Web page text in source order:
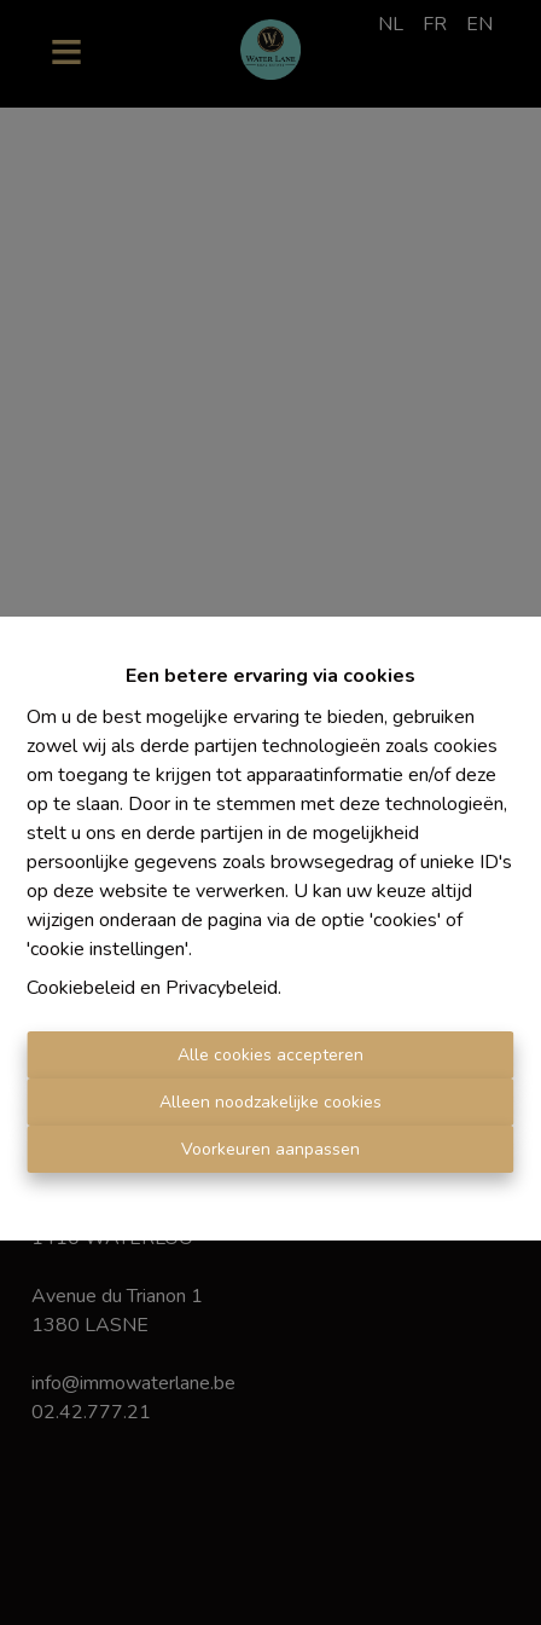
Een betere ervaring via cookies
Om u de best mogelijke ervaring te bieden, gebruiken
zowel wij als derde partijen technologieën zoals cookies
om toegang te krijgen tot apparaatinformatie en/of deze
op te slaan. Door in te stemmen met deze technologieën,
stelt u ons en derde partijen in de mogelijkheid
persoonlijke gegevens zoals browsegedrag of unieke ID's
op deze website te verwerken. U kan uw keuze altijd
wijzigen onderaan de pagina via de optie 'cookies' of
'cookie instellingen'.
Cookiebeleid en Privacybeleid.
Alle cookies accepteren
Alleen noodzakelijke cookies
Voorkeuren aanpassen
NL FR EN
Chaque agence est juridiquement et financièrement
indépendante
SRL IMMO Water Lane - TVA BE 0755330288
Agrétion I.P.I. N° 510.423
RC professionnelle et cautionnement vis AXA Belgium
N° 730.390.160
Institut professionnel des agents immobiliers, rue du
Luxembourg 16 B, 1000 Bruxelles. Le
déontologiede l'Institut professionnel des agents
Privacy statement
1410 WATERLOO
Avenue du Trianon 1
1380 LASNE
info@immowaterlane.be
02.42.777.21